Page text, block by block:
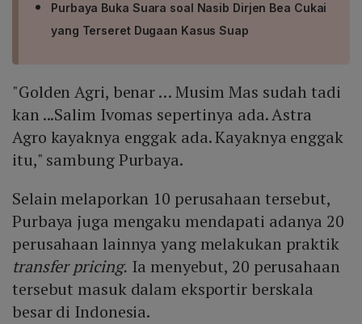
Purbaya Buka Suara soal Nasib Dirjen Bea Cukai
yang Terseret Dugaan Kasus Suap
"Golden Agri, benar … Musim Mas sudah tadi
kan ...Salim Ivomas sepertinya ada. Astra
Agro kayaknya enggak ada. Kayaknya enggak
itu," sambung Purbaya.
Selain melaporkan 10 perusahaan tersebut,
Purbaya juga mengaku mendapati adanya 20
perusahaan lainnya yang melakukan praktik
transfer pricing. Ia menyebut, 20 perusahaan
tersebut masuk dalam eksportir berskala
besar di Indonesia.